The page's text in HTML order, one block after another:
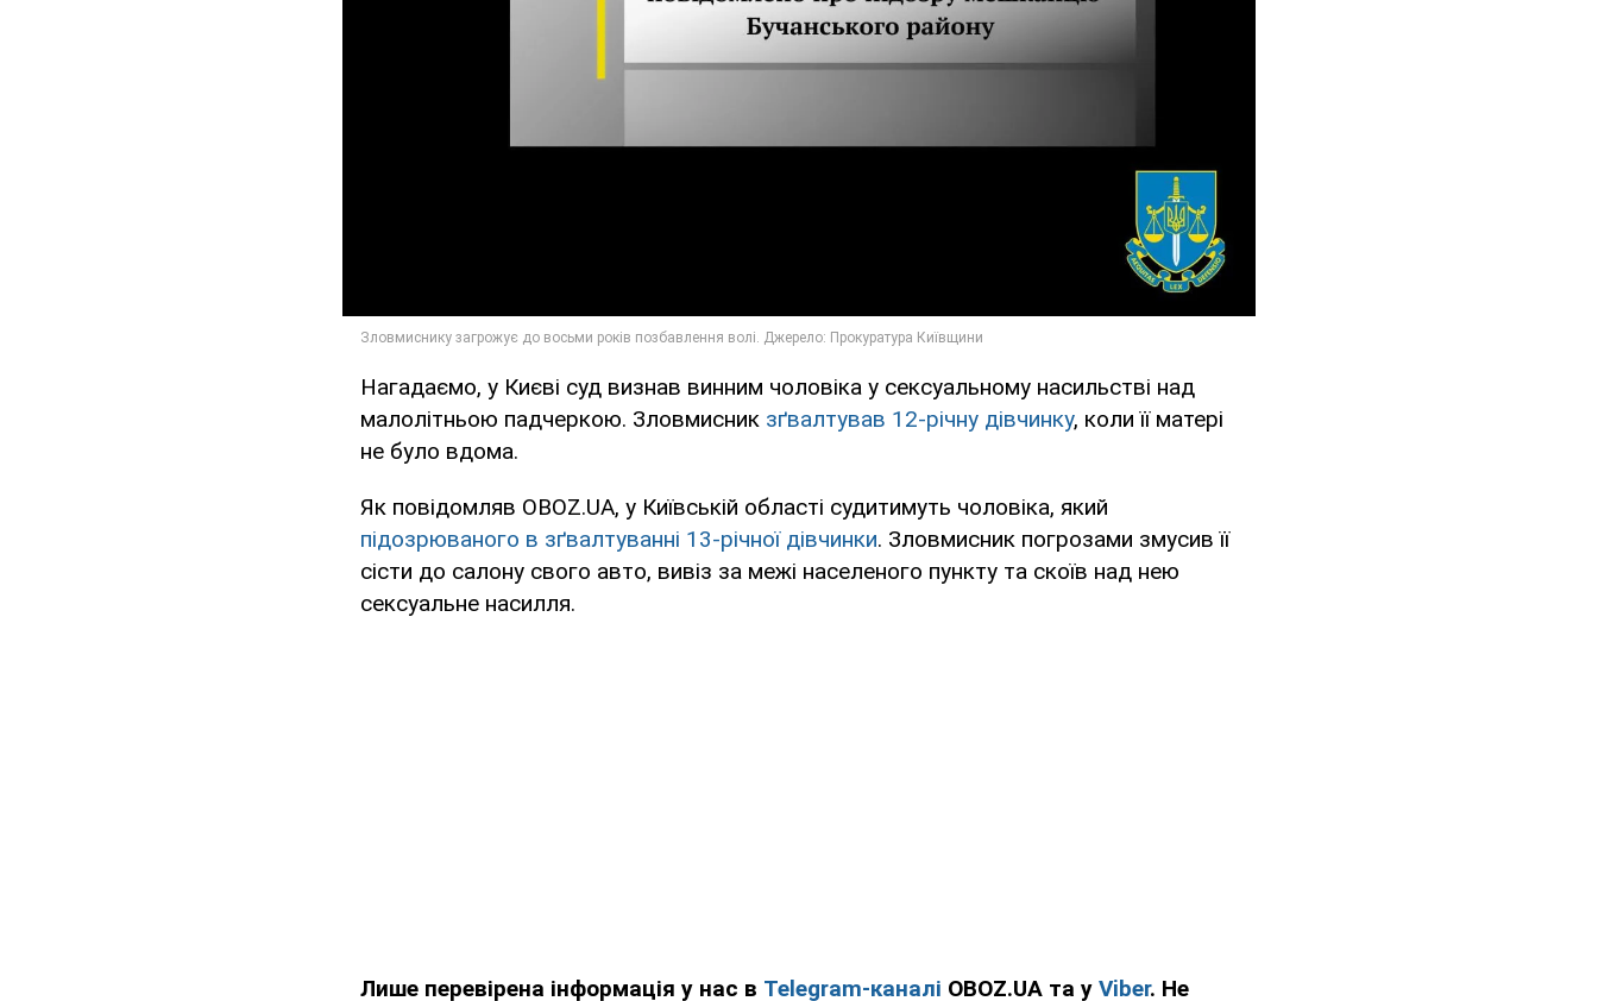
Нагадаємо, у Києві суд визнав винним чоловіка у сексуальному насильстві над
малолітньою падчеркою. Зловмисник зґвалтував 12-річну дівчинку, коли її матері
не було вдома.
Як повідомляв OBOZ.UA, у Київській області судитимуть чоловіка, який
підозрюваного в зґвалтуванні 13-річної дівчинки. Зловмисник погрозами змусив її
сісти до салону свого авто, вивіз за межі населеного пункту та скоїв над нею
сексуальне насилля.
Лише перевірена інформація у нас в Telegram-каналі OBOZ.UA та у Viber. Не